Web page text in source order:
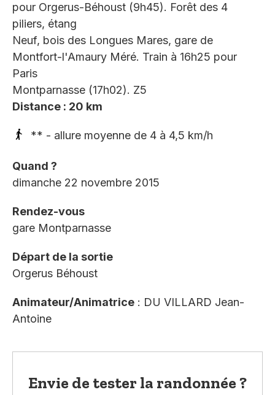
pour Orgerus-Béhoust (9h45). Forêt des 4
piliers, étang
Neuf, bois des Longues Mares, gare de
Montfort-l'Amaury Méré. Train à 16h25 pour
Paris
Montparnasse (17h02). Z5
Distance : 20 km
** - allure moyenne de 4 à 4,5 km/h
Quand ?
dimanche 22 novembre 2015
Rendez-vous
gare Montparnasse
Départ de la sortie
Orgerus Béhoust
Animateur/Animatrice : DU VILLARD Jean-
Antoine
Envie de tester la randonnée ?